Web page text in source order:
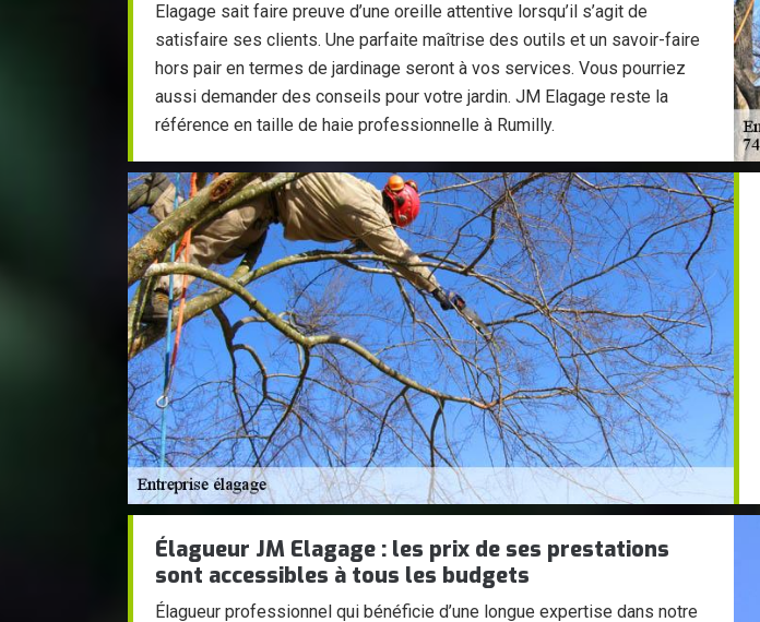
Elagage sait faire preuve d’une oreille attentive lorsqu’il s’agit de
satisfaire ses clients. Une parfaite maîtrise des outils et un savoir-faire
hors pair en termes de jardinage seront à vos services. Vous pourriez
aussi demander des conseils pour votre jardin. JM Elagage reste la
référence en taille de haie professionnelle à Rumilly.
Élagueur JM Elagage : les prix de ses prestations
sont accessibles à tous les budgets
Élagueur professionnel qui bénéficie d’une longue expertise dans notre